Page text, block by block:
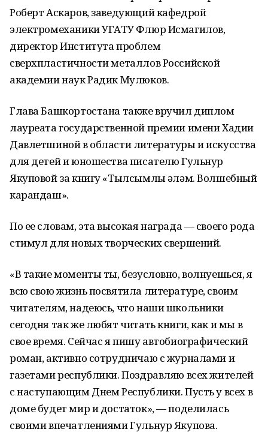
Роберт Аскаров, заведующий кафедрой
электромеханики УГАТУ Флюр Исмагилов,
директор Института проблем
сверхпластичности металлов Российской
академии наук Радик Мулюков.
Глава Башкортостана также вручил диплом
лауреата государственной премии имени Хадии
Давлетшиной в области литературы и искусства
для детей и юношества писателю Гульнур
Якуповой за книгу «Тылсымлы ҡәләм. Волшебный
карандаш».
По ее словам, эта высокая награда — своего рода
стимул для новых творческих свершений.
«В такие моменты ты, безусловно, волнуешься, я
всю свою жизнь посвятила литературе, своим
читателям, надеюсь, что наши школьники
сегодня так же любят читать книги, как и мы в
свое время. Сейчас я пишу автобиографический
роман, активно сотрудничаю с журналами и
газетами республики. Поздравляю всех жителей
с наступающим Днем Республики. Пусть у всех в
доме будет мир и достаток», — поделилась
своими впечатлениями Гульнур Якупова.